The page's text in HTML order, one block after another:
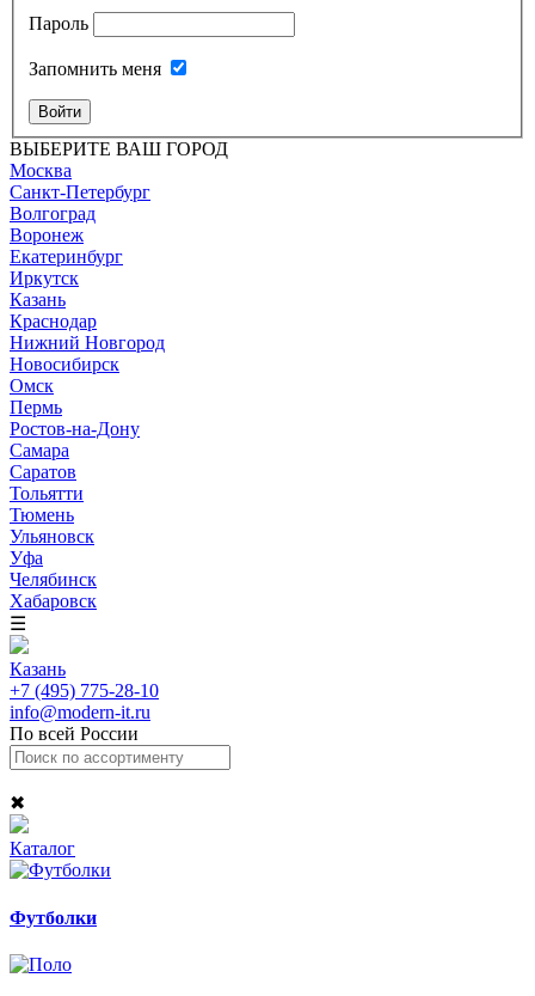
Пароль
Запомнить меня
Войти
ВЫБЕРИТЕ ВАШ ГОРОД
Москва
Санкт-Петербург
Волгоград
Воронеж
Екатеринбург
Иркутск
Казань
Краснодар
Нижний Новгород
Новосибирск
Омск
Пермь
Ростов-на-Дону
Самара
Саратов
Тольятти
Тюмень
Ульяновск
Уфа
Челябинск
Хабаровск
☰
Казань
+7 (495) 775-28-10
info@modern-it.ru
По всей России
✖
Каталог
Футболки